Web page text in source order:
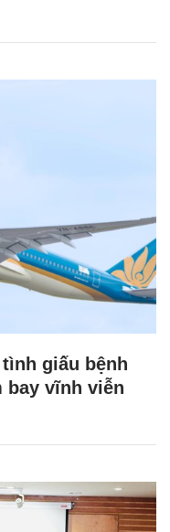
giấu bệnh
bay vĩnh viễn